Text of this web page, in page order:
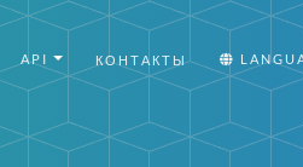
API КОНТАКТЫ